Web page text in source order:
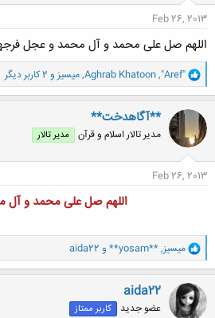
Feb 26, 2013
اللهم صل علی محمد و آل محمد و عجل
و
ا
ک
ن
ش
ه
ا
"Aref"
,
Aghrab Khatoon
,ميسيز و 2 کاربر دیگر
**آگاهدخت**
مدیر تالار اسلام و قرآن مدیر تالار
Feb 26, 2013
اللهم صل علی محمد و
و
ا
ک
ن
ش
ه
ميسيز,
**yosam** و aida22
aida22
عضو جدید کاربر ممتاز